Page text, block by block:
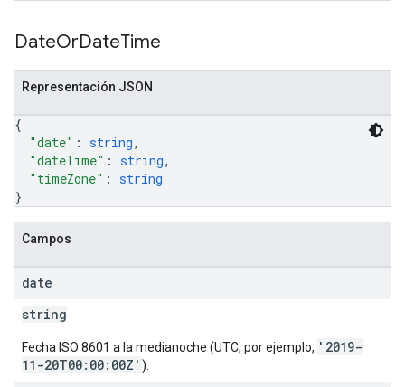
DateOrDateTime
Representación JSON
{
"date" : string,
"dateTime" : string,
"timeZone" : string
}
Campos
date
string
Fecha ISO 8601 a la medianoche (UTC; por ejemplo, '2019-
11-20T00:00:00Z' ).